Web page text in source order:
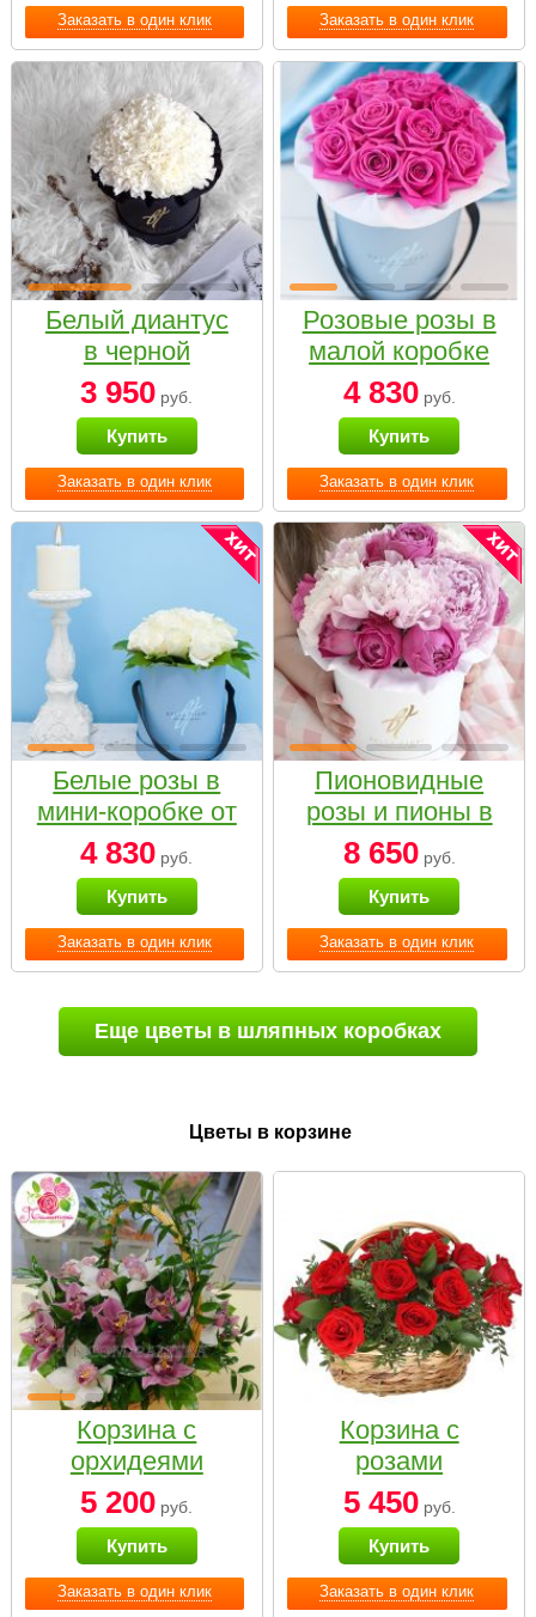
Заказать в один клик Заказать в один клик
Заказать в один клик
Белый диантус
в черной
коробке Small
3 950 руб.
Купить
Заказать в один клик
Розовые розы в
малой коробке
4 830руб.
Купить
Заказать в один клик
Белые розы в
мини-коробке от
Bella Fiori
4 830 руб.
Купить
Заказать в один клик
Пионовидные
розы и пионы в
белой коробке
Small
8 650руб.
Купить
Еще цветы в шляпных коробках
Цветы в корзине
Заказать в один клик
Корзина с
орхидеями
малая
5 200 руб.
Купить
Заказать в один клик
Корзина с
розами
«Красный
Париж»
5 450руб.
Купить